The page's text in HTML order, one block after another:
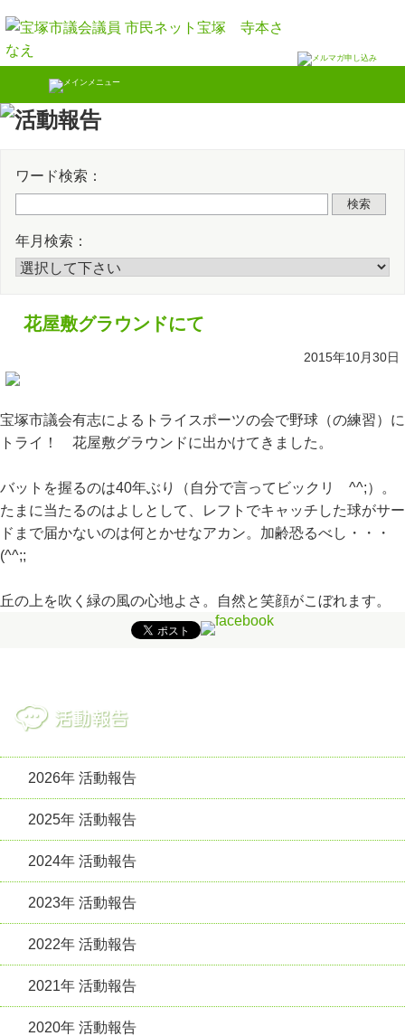
to
content
ワード検索：
検索
年月検索：
花屋敷グラウンドにて
2015年10月30日
宝塚市議会有志によるトライスポーツの会で野球（の練習）に
トライ！ 花屋敷グラウンドに出かけてきました。
バットを握るのは40年ぶり（自分で言ってビックリ ^^;）。
たまに当たるのはよしとして、レフトでキャッチした球がサー
ドまで届かないのは何とかせなアカン。加齢恐るべし・・・
(^^;;
丘の上を吹く緑の風の心地よさ。自然と笑顔がこぼれます。
2026年 活動報告
2025年 活動報告
2024年 活動報告
2023年 活動報告
2022年 活動報告
2021年 活動報告
2020年 活動報告